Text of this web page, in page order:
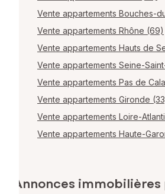
Vente appartements Bouches-
Vente appartements Rhône (69)
Vente appartements Hauts de
Vente appartements Seine-
Vente appartements Pas de
Vente appartements Gironde
Vente appartements Loire-
Vente appartements Haute-
Annonces